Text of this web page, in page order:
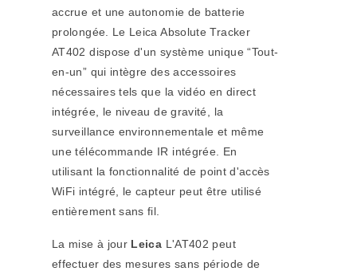
accrue et une autonomie de batterie
prolongée. Le Leica Absolute Tracker
AT402 dispose d'un système unique “Tout-
en-un” qui intègre des accessoires
nécessaires tels que la vidéo en direct
intégrée, le niveau de gravité, la
surveillance environnementale et même
une télécommande IR intégrée. En
utilisant la fonctionnalité de point d'accès
WiFi intégré, le capteur peut être utilisé
entièrement sans fil.
La mise à jour Leica L'AT402 peut
effectuer des mesures sans période de